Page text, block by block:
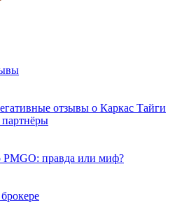
отзывы о Каркас Тайги
партнёры
правда или миф?